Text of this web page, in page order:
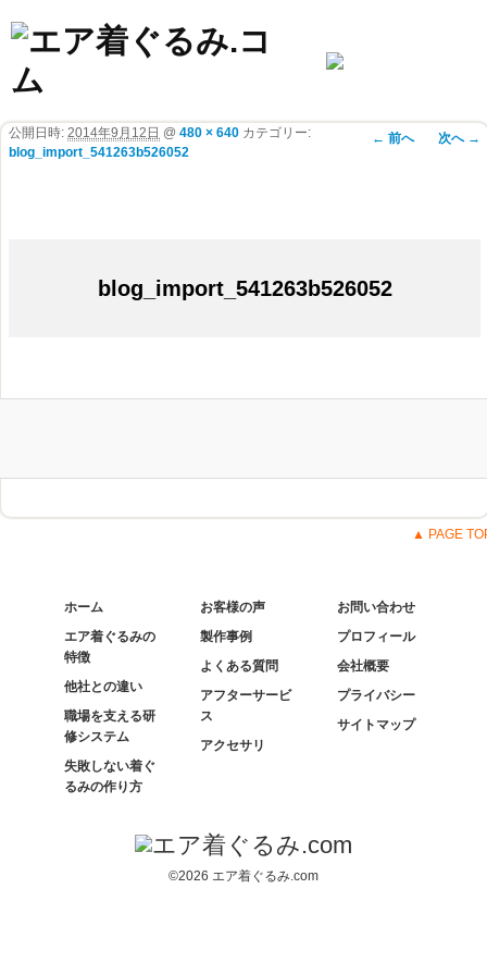
画像ナビゲ
← 前へ 次へ →
blog_import_541263b526052
公開日時: 2014年9月12日 @480 × 640 カテゴリー:
blog_import_541263b526052
▲ PAGE
ホーム
エア着ぐるみの
特徴
他社との違い
職場を支える研
修システム
失敗しない着ぐ
るみの作り方
お客様の声
製作事例
よくある質問
アフターサービ
ス
アクセサリ
お問い合わせ
プロフィール
会社概要
プライバシー
サイトマップ
©2026 エア着ぐるみ.com